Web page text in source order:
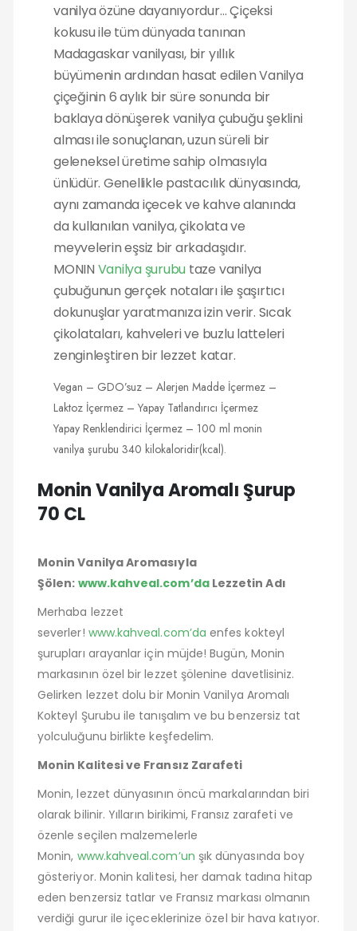
vanilya özüne dayanıyordur… Çiçeksi
kokusu ile tüm dünyada tanınan
Madagaskar vanilyası, bir yıllık
büyümenin ardından hasat edilen Vanilya
çiçeğinin 6 aylık bir süre sonunda bir
baklaya dönüşerek vanilya çubuğu şeklini
alması ile sonuçlanan, uzun süreli bir
geleneksel üretime sahip olmasıyla
ünlüdür. Genellikle pastacılık dünyasında,
aynı zamanda içecek ve kahve alanında
da kullanılan vanilya, çikolata ve
meyvelerin eşsiz bir arkadaşıdır.
MONIN Vanilya şurubu taze vanilya
çubuğunun gerçek notaları ile şaşırtıcı
dokunuşlar yaratmanıza izin verir. Sıcak
çikolataları, kahveleri ve buzlu latteleri
zenginleştiren bir lezzet katar.
Vegan – GDO’suz – Alerjen Madde İçermez –
Laktoz İçermez – Yapay Tatlandırıcı İçermez
Yapay Renklendirici İçermez – 100 ml monin
vanilya şurubu 340 kilokaloridir(kcal).
Monin Vanilya Aromalı Şurup
70 CL
Monin Vanilya Aromasıyla
Şölen: www.kahveal.com’daLezzetin Adı
Merhaba lezzet
severler! www.kahveal.com’da enfes kokteyl
şurupları arayanlar için müjde! Bugün, Monin
markasının özel bir lezzet şölenine davetlisiniz.
Gelirken lezzet dolu bir Monin Vanilya Aromalı
Kokteyl Şurubu ile tanışalım ve bu benzersiz tat
yolculuğunu birlikte keşfedelim.
Monin Kalitesi ve Fransız Zarafeti
Monin, lezzet dünyasının öncü markalarından biri
olarak bilinir. Yılların birikimi, Fransız zarafeti ve
özenle seçilen malzemelerle
Monin, www.kahveal.com’un şık dünyasında boy
gösteriyor. Monin kalitesi, her damak tadına hitap
eden benzersiz tatlar ve Fransız markası olmanın
verdiği gurur ile içeceklerinize özel bir hava katıyor.